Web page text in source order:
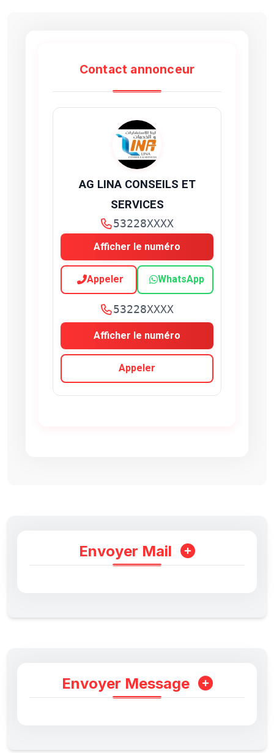
Contact annonceur
AG LINA CONSEILS ET
SERVICES
53228XXXX
Afficher le numéro
Appeler WhatsApp
53228XXXX
Afficher le numéro
Appeler
Envoyer Mail
Envoyer Message